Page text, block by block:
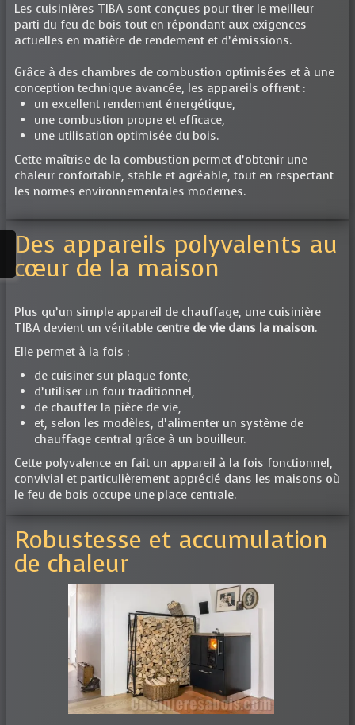
Les cuisinières TIBA sont conçues pour tirer le meilleur
parti du feu de bois tout en répondant aux exigences
actuelles en matière de rendement et d’émissions.
Grâce à des chambres de combustion optimisées et à une
conception technique avancée, les appareils offrent :
un excellent rendement énergétique,
une combustion propre et efficace,
une utilisation optimisée du bois.
Cette maîtrise de la combustion permet d’obtenir une
chaleur confortable, stable et agréable, tout en respectant
les normes environnementales modernes.
Des appareils polyvalents au
cœur de la maison
Plus qu’un simple appareil de chauffage, une cuisinière
TIBA devient un véritable centre de vie dans la maison.
Elle permet à la fois :
de cuisiner sur plaque fonte,
d’utiliser un four traditionnel,
de chauffer la pièce de vie,
et, selon les modèles, d’alimenter un système de
chauffage central grâce à un bouilleur.
Cette polyvalence en fait un appareil à la fois fonctionnel,
convivial et particulièrement apprécié dans les maisons où
le feu de bois occupe une place centrale.
Robustesse et accumulation
de chaleur